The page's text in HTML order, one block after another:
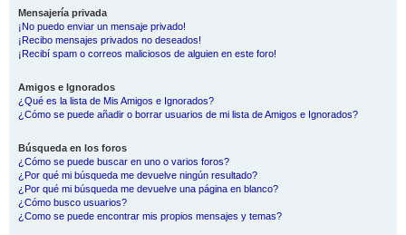
Mensajería privada
¡No puedo enviar un mensaje privado!
¡Recibo mensajes privados no deseados!
¡Recibí spam o correos maliciosos de alguien en este foro!
Amigos e Ignorados
¿Qué es la lista de Mis Amigos e Ignorados?
¿Cómo se puede añadir o borrar usuarios de mi lista de Amigos e Ignorados?
Búsqueda en los foros
¿Cómo se puede buscar en uno o varios foros?
¿Por qué mi búsqueda me devuelve ningún resultado?
¿Por qué mi búsqueda me devuelve una página en blanco?
¿Cómo busco usuarios?
¿Como se puede encontrar mis propios mensajes y temas?